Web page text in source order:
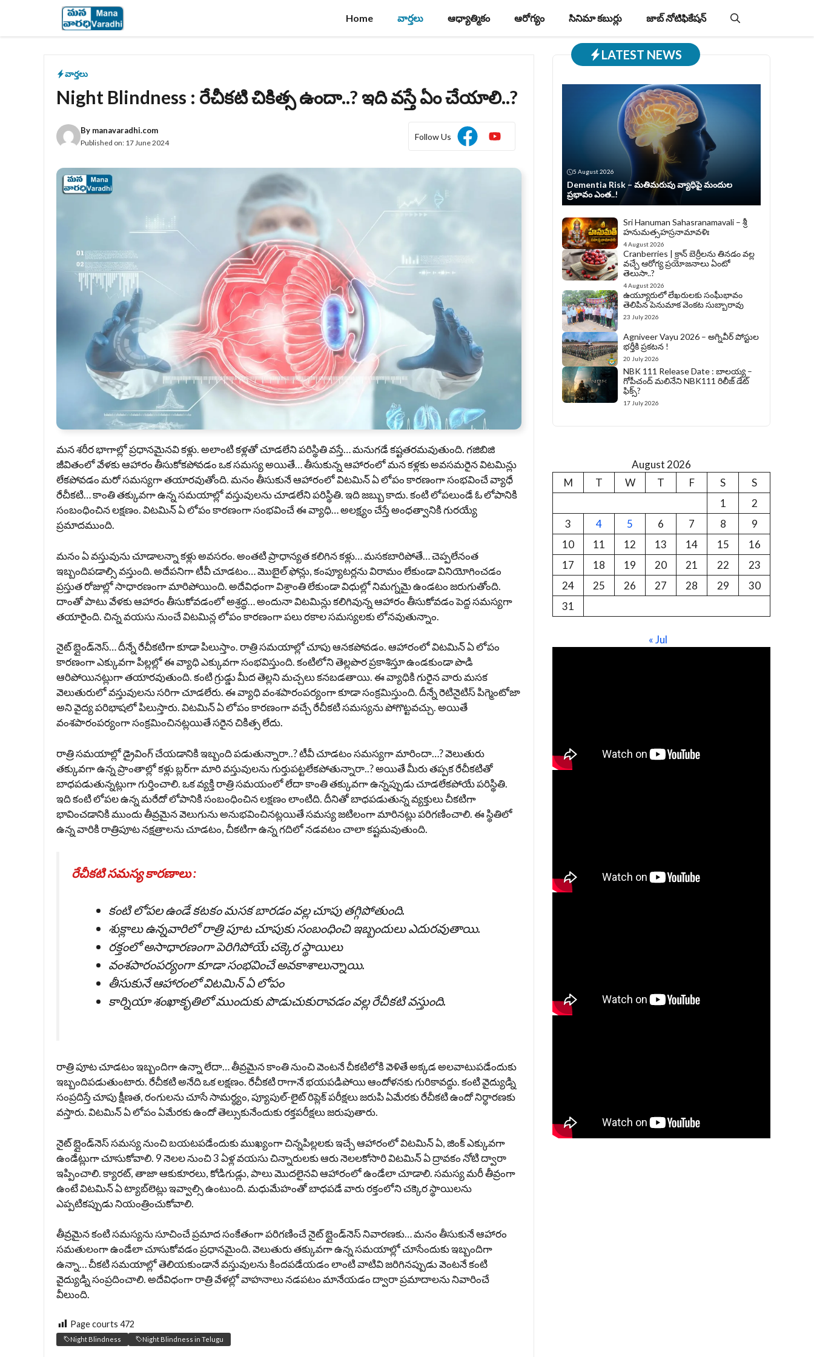
content
Home వార్తలు ఆధ్యాత్మికం ఆరోగ్యం సినిమా కబుర్లు జాబ్‌ నోటిఫికేషన్‌
వార్తలు
Night Blindness : రేచీకటి చికిత్స ఉందా..? ఇది వస్తే ఏం చేయాలి..?
By manavaradhi.com
Published on: 17 June 2024
Follow Us
మన శరీర భాగాల్లో ప్రధానమైనవి కళ్లు. అలాంటి కళ్లతో చూడలేని పరిస్థితి వస్తే… మనుగడే కష్టతరమవుతుంది. గజిబిజి
జీవితంలో వేళకు ఆహారం తీసుకోకపోవడం ఒక సమస్య అయితే… తీసుకున్న ఆహారంలో మన కళ్లకు అవసమరైన విటమిన్లు
లేకపోవడం మరో సమస్యగా తయారవుతోంది. మనం తీసుకునే ఆహారంలో విటమిన్ ఏ లోపం కారణంగా సంభవించే వ్యాధే
రేచీకటి… కాంతి తక్కువగా ఉన్న సమయాల్లో వస్తువులను చూడలేని పరిస్థితి. ఇది జబ్బు కాదు. కంటి లోపలుండే ఓ లోపానికి
సంబంధించిన లక్షణం. విటమిన్ ఏ లోపం కారణంగా సంభవించే ఈ వ్యాధి… అలక్ష్యం చేస్తే అంధత్వానికి గురయ్యే
ప్రమాదముంది.
మనం ఏ వస్తువును చూడాలన్నా కళ్లు అవసరం. అంతటి ప్రాధాన్యత కలిగిన కళ్లు… మసకబారిపోతే… చెప్పలేనంత
ఇబ్బందిపడాల్సి వస్తుంది. అదేపనిగా టీవీ చూడటం… మొబైల్ ఫోన్లు, కంప్యూటర్లను విరామం లేకుండా వినియోగించడం
ప్రస్తుత రోజుల్లో సాధారణంగా మారిపోయింది. అదేవిధంగా విశ్రాంతి లేకుండా విధుల్లో నిమగ్నమై ఉండటం జరుగుతోంది.
దాంతో పాటు వేళకు ఆహారం తీసుకోవడంలో అశ్రద్ధ… అందునా విటమిన్లు కలిగివున్న ఆహారం తీసుకోవడం పెద్ద సమస్యగా
తయారైంది. చిన్న వయసు నుంచే విటమిన్ల లోపం కారణంగా పలు రకాల సమస్యలకు లోనవుతున్నాం.
నైట్ బ్లైండ్‌నెస్… దీన్నే రేచీకటిగా కూడా పిలుస్తాం. రాత్రి సమయాల్లో చూపు ఆనకపోవడం. ఆహారంలో విటమిన్ ఏ లోపం
కారణంగా ఎక్కువగా పిల్లల్లో ఈ వ్యాధి ఎక్కువగా సంభవిస్తుంది. కంటిలోని తెల్లపొర ప్రకాశిస్తూ ఉండకుండా పొడి
ఆరిపోయినట్లుగా తయారవుతుంది. కంటి గ్రుడ్డు మీద తెల్లని మచ్చలు కనబడతాయి. ఈ వ్యాధికి గురైన వారు మసక
వెలుతురులో వస్తువులను సరిగా చూడలేరు. ఈ వ్యాధి వంశపారంపర్యంగా కూడా సంక్రమిస్తుంది. దీన్నే రెటినైటిస్ పిగ్మెంటోజా
అని వైద్య పరిభాషలో పిలుస్తారు. విటమిన్ ఏ లోపం కారణంగా వచ్చే రేచీకటి సమస్యను పోగొట్టవచ్చు. అయితే
వంశపారంపర్యంగా సంక్రమించినట్లయితే సరైన చికిత్స లేదు.
రాత్రి సమయాల్లో డ్రైవింగ్ చేయడానికి ఇబ్బంది పడుతున్నారా..? టీవీ చూడటం సమస్యగా మారిందా…? వెలుతురు
తక్కువగా ఉన్న ప్రాంతాల్లో కళ్లు బ్లర్‌గా మారి వస్తువులను గుర్తుపట్టలేకపోతున్నారా..? అయితే మీరు తప్పక రేచీకటితో
బాధపడుతున్నట్లుగా గుర్తించాలి. ఒక వ్యక్తి రాత్రి సమయంలో లేదా కాంతి తక్కువగా ఉన్నప్పుడు చూడలేకపోయే పరిస్థితి.
ఇది కంటి లోపల ఉన్న మరేదో లోపానికి సంబంధించిన లక్షణం లాంటిది. దీనితో బాధపడుతున్న వ్యక్తులు చీకటిగా
భావించడానికి ముందు తీవ్రమైన వెలుగును అనుభవించినట్లయితే సమస్య జటిలంగా మారినట్లు పరిగణించాలి. ఈ స్థితిలో
ఉన్న వారికి రాత్రిపూట నక్షత్రాలను చూడటం, చీకటిగా ఉన్న గదిలో నడవటం చాలా కష్టమవుతుంది.
రేచీకటి సమస్య కారణాలు :
కంటి లోపల ఉండే కటకం మసక బారడం వల్ల చూపు తగ్గిపోతుంది.
శుక్లాలు ఉన్నవారిలో రాత్రి పూట చూపుకు సంబంధించి ఇబ్బందులు ఎదురవుతాయి.
రక్తంలో అసాధారణంగా పెరిగిపోయే చక్కెర స్థాయిలు
వంశపారంపర్యంగా కూడా సంభవించే అవకాశాలున్నాయి.
తీసుకునే ఆహారంలో విటమిన్ ఏ లోపం
కార్నియా శంఖాకృతిలో ముందుకు పొడుచుకురావడం వల్ల రేచీకటి వస్తుంది.
రాత్రి పూట చూడటం ఇబ్బందిగా ఉన్నా లేదా… తీవ్రమైన కాంతి నుంచి వెంటనే చీకటిలోకి వెళితే అక్కడ అలవాటుపడేందుకు
ఇబ్బందిపడుతుంటారు. రేచీకటి అనేది ఒక లక్షణం. రేచీకటి రాగానే భయపడిపోయి ఆందోళనకు గురికావద్దు. కంటి వైద్యుడ్ని
సంప్రదిస్తే చూపు క్షీణత, రంగులను చూసే సామర్ధ్యం, ప్యూపుల్-లైట్ రిప్లెక్ పరీక్షలు జరుపి ఏమేరకు రేచీకటి ఉందో నిర్ధారణకు
వస్తారు. విటమిన్ ఏ లోపం ఏమేరకు ఉందో తెల్సుకునేందుకు రక్తపరీక్షలు జరుపుతారు.
నైట్ బ్లైండ్‌నెస్ సమస్య నుంచి బయటపడేందుకు ముఖ్యంగా చిన్నపిల్లలకు ఇచ్చే ఆహారంలో విటమిన్ ఏ, జింక్ ఎక్కువగా
ఉండేట్లుగా చూసుకోవాలి. 9 నెలల నుంచి 3 ఏళ్ల వయసు చిన్నారులకు ఆరు నెలలకోసారి విటమిన్ ఏ ద్రావకం నోటి ద్వారా
ఇప్పించాలి. క్యారట్, తాజా ఆకుకూరలు, కోడిగుడ్లు, పాలు మొదలైనవి ఆహారంలో ఉండేలా చూడాలి. సమస్య మరీ తీవ్రంగా
ఉంటే విటమిన్ ఏ ట్యాబ్‌లెట్లు ఇవ్వాల్సి ఉంటుంది. మధుమేహంతో బాధపడే వారు రక్తంలోని చక్కెర స్థాయిలను
ఎప్పటికప్పుడు నియంత్రించుకోవాలి.
తీవ్రమైన కంటి సమస్యను సూచించే ప్రమాద సంకేతంగా పరిగణించే నైట్ బ్లైండ్‌నెస్ నివారణకు… మనం తీసుకునే ఆహారం
సమతులంగా ఉండేలా చూసుకోవడం ప్రధానమైంది. వెలుతురు తక్కువగా ఉన్న సమయాల్లో చూసేందుకు ఇబ్బందిగా
ఉన్నా… చీకటి సమయాల్లో తెలియకుండానే వస్తువులను కిందపడేయడం లాంటి వాటివి జరిగినప్పుడు వెంటనే కంటి
వైద్యుడ్ని సంప్రదించాలి. అదేవిధంగా రాత్రి వేళల్లో వాహనాలు నడపటం మానేయడం ద్వారా ప్రమాదాలను నివారించే
వీలుంది.
Page courts 472
Night Blindness Night Blindness in Telugu
LATEST NEWS
5 August 2026
Dementia Risk – మతిమరుపు వ్యాధిపై మందుల
ప్రభావం ఎంత..!
Sri Hanuman Sahasranamavali – శ్రీ
హనుమత్సహస్రనామావళిః
4 August 2026
Cranberries | క్రాన్ బెర్రీల‌ను తిన‌డం వ‌ల్ల
వచ్చే ఆరోగ్య ప్రయోజనాలు ఏంటో
తెలుసా..?
4 August 2026
ఉయ్యూరులో లేఖరులకు సంఘీభావం
తెలిపిన పెనుమాక వెంకట సుబ్బారావు
23 July 2026
Agniveer Vayu 2026 – అగ్నివీర్‌ పోస్టుల
భర్తీకి ప్రకటన !
20 July 2026
NBK 111 Release Date : బాలయ్య –
గోపీచంద్ మలినేని NBK111 రిలీజ్ డేట్
ఫిక్స్?
17 July 2026
August 2026
M
T W T F S
S
1
2
3
4 5 6 7 8
9
10
11 12 13 14 15
16
17
18 19 20 21 22
23
24
25 26 27 28 29
30
31
« Jul